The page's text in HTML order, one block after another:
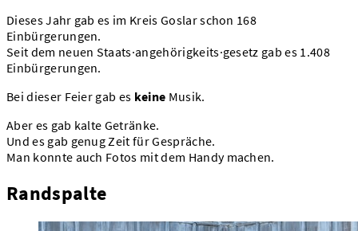
Dieses Jahr gab es im Kreis Goslar schon 168
Einbürgerungen.
Seit dem neuen Staats·angehörigkeits·gesetz gab es 1.408
Einbürgerungen.
Bei dieser Feier gab es keine Musik.
Aber es gab kalte Getränke.
Und es gab genug Zeit für Gespräche.
Man konnte auch Fotos mit dem Handy machen.
Randspalte